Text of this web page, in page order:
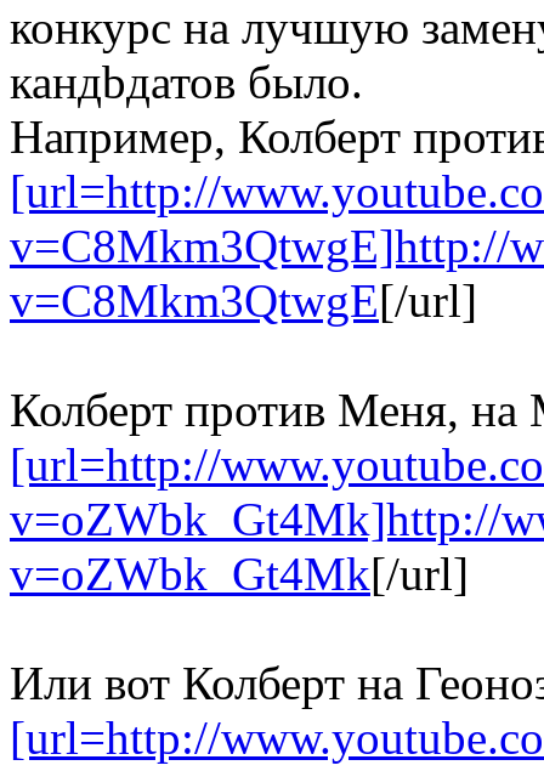
конкурс на лучшую
кандbдатов было.
Например, Колберт
[url=http://
v=C8Mkm3QtwgE]http://
v=C8Mkm3QtwgE[/url]
Колберт против Меня, на
[url=http://
v=oZWbk_Gt4Mk]http://
v=oZWbk_Gt4Mk[/url]
Или вот Колберт на
[url=http://